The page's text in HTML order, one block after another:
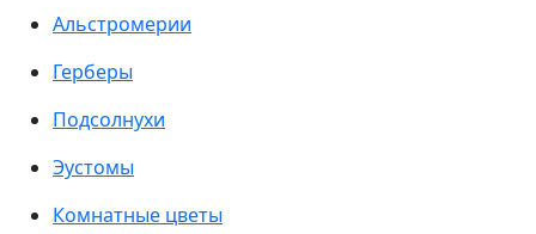
Альстромерии
Герберы
Подсолнухи
Эустомы
Комнатные цветы